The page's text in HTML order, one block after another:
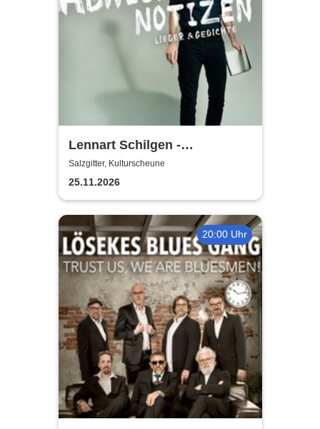
Lennart Schilgen -
Abwesenheitsnotizen
Salzgitter, Kulturscheune
25.11.2026
20:00 Uhr